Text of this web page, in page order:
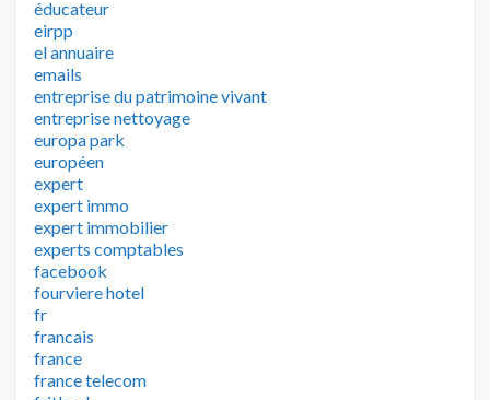
éducateur
eirpp
el annuaire
emails
entreprise du patrimoine vivant
entreprise nettoyage
europa park
européen
expert
expert immo
expert immobilier
experts comptables
facebook
fourviere hotel
fr
francais
france
france telecom